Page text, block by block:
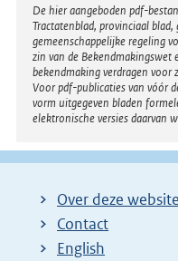
Disclaimer
De hier aangeboden pdf-
Tractatenblad, provinciaal
gemeenschappelijke regeling
zin van de Bekendmakingswet
bekendmaking verdragen
Voor pdf-publicaties van vóór
vorm uitgegeven bladen
elektronische versies daarvan
Over deze website
Contact
English